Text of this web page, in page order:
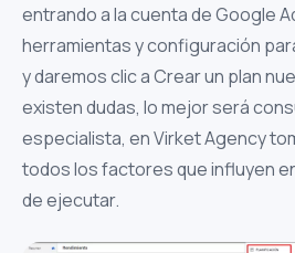
entrando a la cuenta de Google
herramientas y configuración
y daremos clic a Crear un plan
existen dudas, lo mejor será
especialista, en Virket Agency
todos los factores que influyen
de ejecutar.